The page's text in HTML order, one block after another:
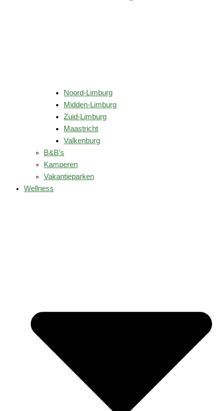
Noord-Limburg
Midden-Limburg
Zuid-Limburg
Maastricht
Valkenburg
B&B’s
Kamperen
Vakantieparken
Wellness